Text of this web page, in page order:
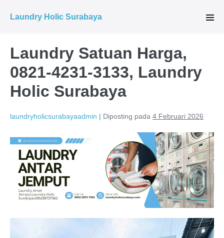
Laundry Holic Surabaya
Laundry Satuan Harga,
0821-4231-3133, Laundry
Holic Surabaya
laundryholicsurabayaadmin | Diposting pada 4 Februari 2026